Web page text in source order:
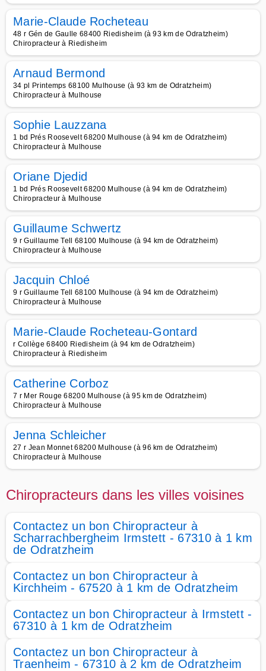
Marie-Claude Rocheteau
48 r Gén de Gaulle 68400 Riedisheim (à 93 km de Odratzheim)
Chiropracteur à Riedisheim
Arnaud Bermond
34 pl Printemps 68100 Mulhouse (à 93 km de Odratzheim)
Chiropracteur à Mulhouse
Sophie Lauzzana
1 bd Prés Roosevelt 68200 Mulhouse (à 94 km de Odratzheim)
Chiropracteur à Mulhouse
Oriane Djedid
1 bd Prés Roosevelt 68200 Mulhouse (à 94 km de Odratzheim)
Chiropracteur à Mulhouse
Guillaume Schwertz
9 r Guillaume Tell 68100 Mulhouse (à 94 km de Odratzheim)
Chiropracteur à Mulhouse
Jacquin Chloé
9 r Guillaume Tell 68100 Mulhouse (à 94 km de Odratzheim)
Chiropracteur à Mulhouse
Marie-Claude Rocheteau-Gontard
r Collège 68400 Riedisheim (à 94 km de Odratzheim)
Chiropracteur à Riedisheim
Catherine Corboz
7 r Mer Rouge 68200 Mulhouse (à 95 km de Odratzheim)
Chiropracteur à Mulhouse
Jenna Schleicher
27 r Jean Monnet 68200 Mulhouse (à 96 km de Odratzheim)
Chiropracteur à Mulhouse
Chiropracteurs dans les villes voisines
Contactez un bon Chiropracteur à
Scharrachbergheim Irmstett - 67310 à 1 km
de Odratzheim
Contactez un bon Chiropracteur à
Kirchheim - 67520 à 1 km de Odratzheim
Contactez un bon Chiropracteur à Irmstett -
67310 à 1 km de Odratzheim
Contactez un bon Chiropracteur à
Traenheim - 67310 à 2 km de Odratzheim